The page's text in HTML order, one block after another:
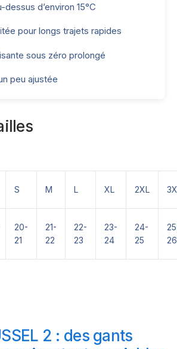
dessus d’environ 15°C
pour longs trajets rapides
sous zéro prolongé
peu ajustée
S M L XL 2XL
20-
21
21-
22
22-
23
23-
24
24-
25
26
2 : des gants